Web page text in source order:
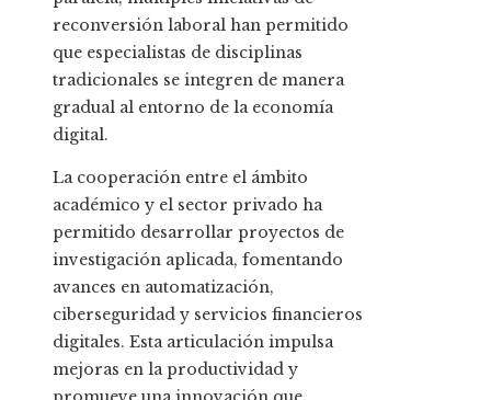
reconversión laboral han permitido
que especialistas de disciplinas
tradicionales se integren de manera
gradual al entorno de la economía
digital.
La cooperación entre el ámbito
académico y el sector privado ha
permitido desarrollar proyectos de
investigación aplicada, fomentando
avances en automatización,
ciberseguridad y servicios financieros
digitales. Esta articulación impulsa
mejoras en la productividad y